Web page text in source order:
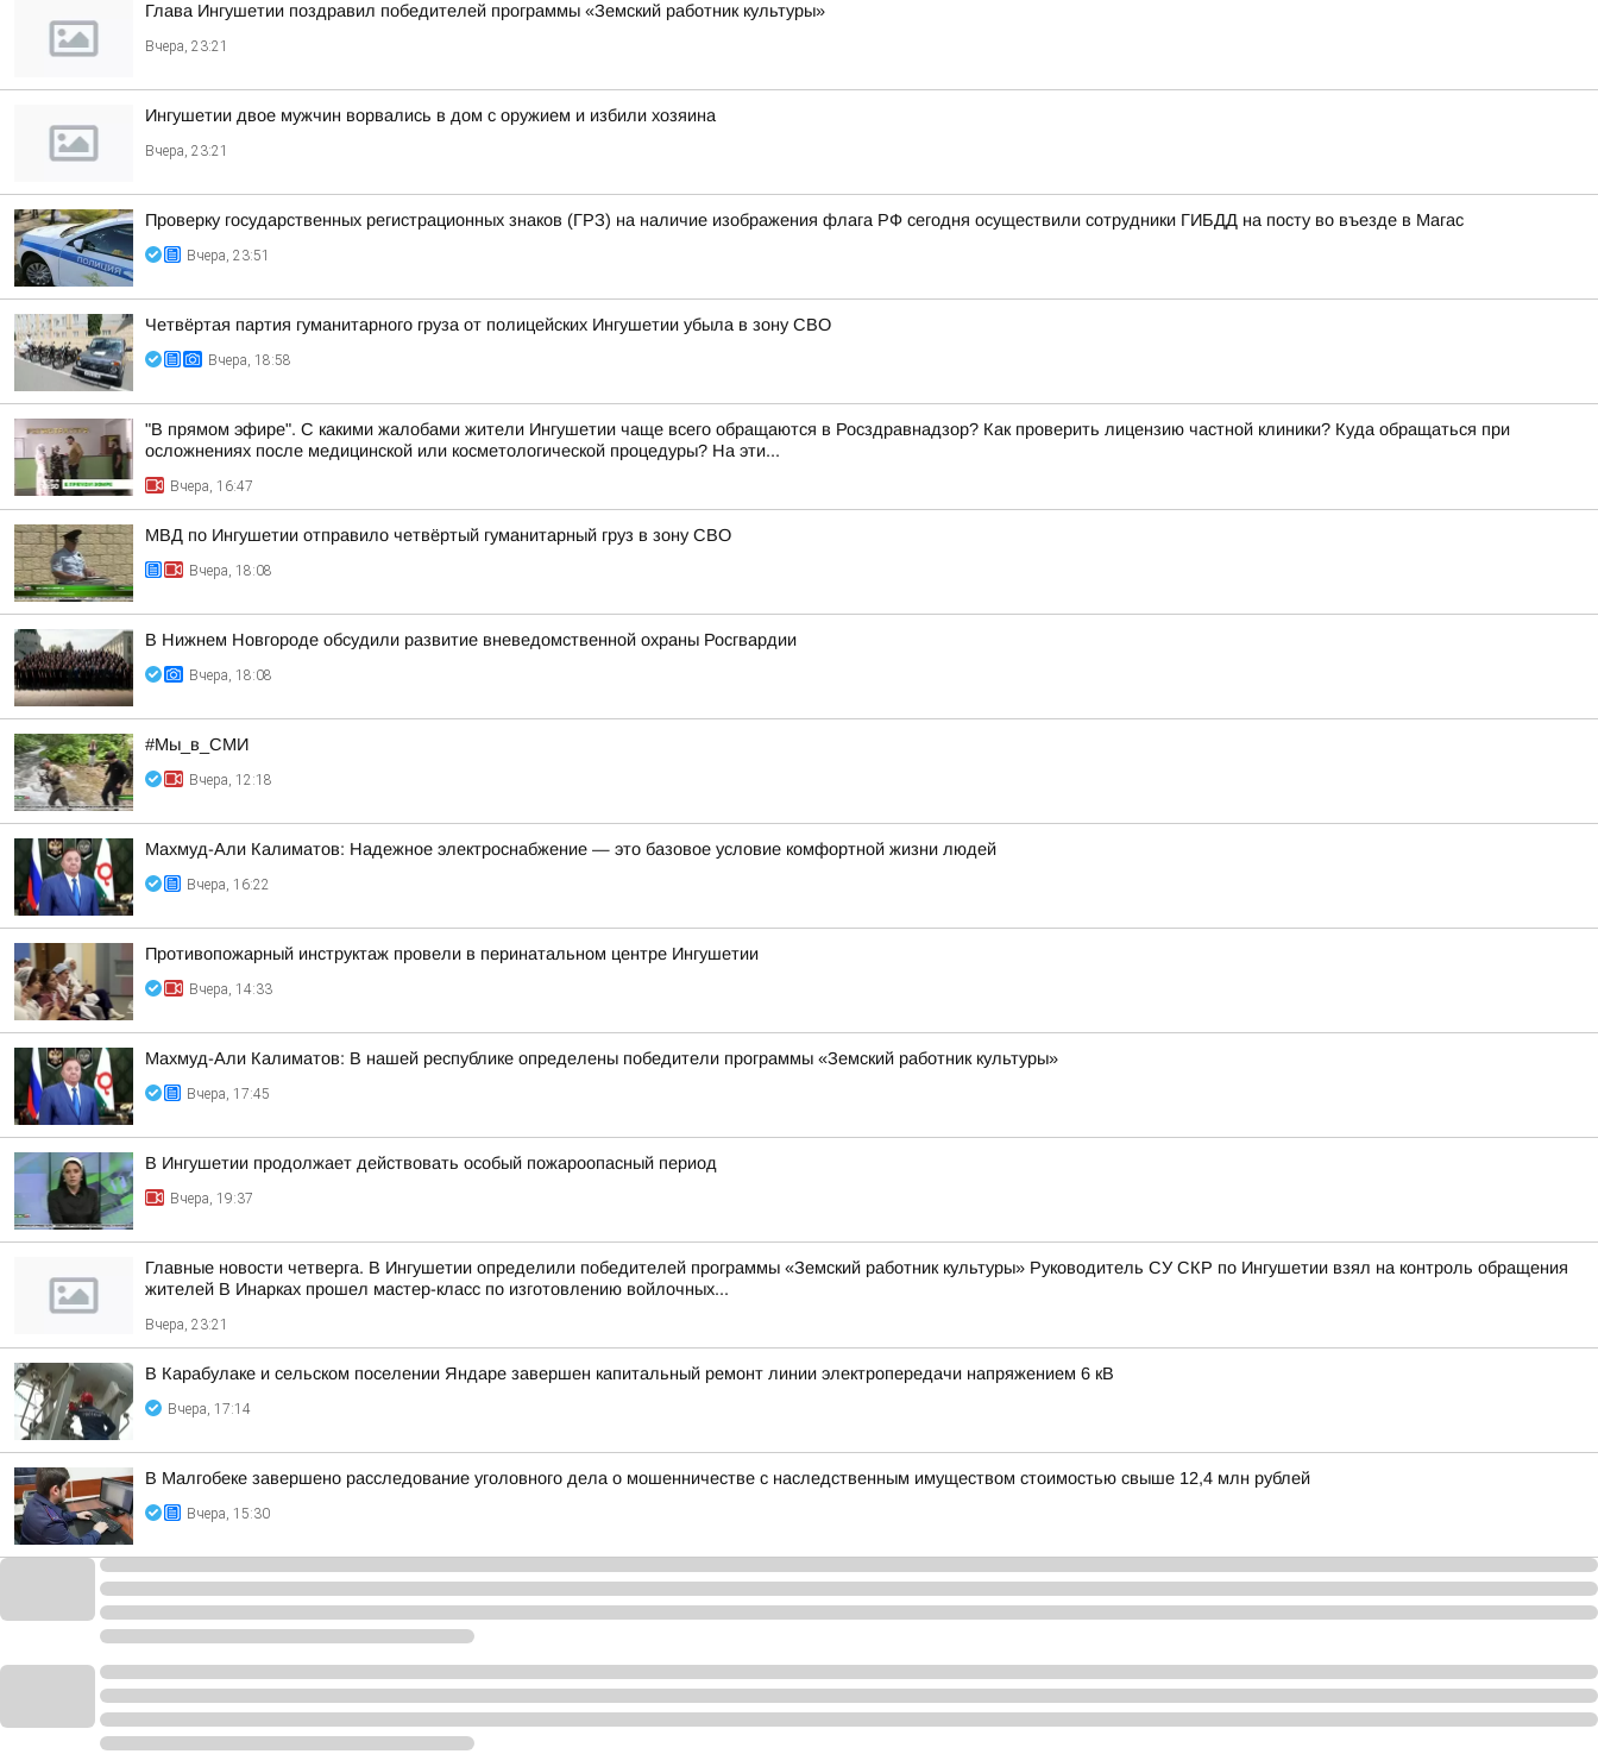
Глава Ингушетии поздравил победителей программы «Земский работник культуры»
Вчера, 23:21
Ингушетии двое мужчин ворвались в дом с оружием и избили хозяина
Вчера, 23:21
Проверку государственных регистрационных знаков (ГРЗ) на наличие изображения флага РФ сегодня осуществили сотрудники ГИБДД на посту во въезде в Магас
Вчера, 23:51
Четвёртая партия гуманитарного груза от полицейских Ингушетии убыла в зону СВО
Вчера, 18:58
"В прямом эфире". С какими жалобами жители Ингушетии чаще всего обращаются в Росздравнадзор? Как проверить лицензию частной клиники? Куда обращаться при
осложнениях после медицинской или косметологической процедуры? На эти...
Вчера, 16:47
МВД по Ингушетии отправило четвёртый гуманитарный груз в зону СВО
Вчера, 18:08
В Нижнем Новгороде обсудили развитие вневедомственной охраны Росгвардии
Вчера, 18:08
#Мы_в_СМИ
Вчера, 12:18
Махмуд-Али Калиматов: Надежное электроснабжение — это базовое условие комфортной жизни людей
Вчера, 16:22
Противопожарный инструктаж провели в перинатальном центре Ингушетии
Вчера, 14:33
Махмуд-Али Калиматов: В нашей республике определены победители программы «Земский работник культуры»
Вчера, 17:45
В Ингушетии продолжает действовать особый пожароопасный период
Вчера, 19:37
Главные новости четверга. В Ингушетии определили победителей программы «Земский работник культуры» Руководитель СУ СКР по Ингушетии взял на контроль обращения
жителей В Инарках прошел мастер-класс по изготовлению войлочных...
Вчера, 23:21
В Карабулаке и сельском поселении Яндаре завершен капитальный ремонт линии электропередачи напряжением 6 кВ
Вчера, 17:14
В Малгобеке завершено расследование уголовного дела о мошенничестве с наследственным имуществом стоимостью свыше 12,4 млн рублей
Вчера, 15:30